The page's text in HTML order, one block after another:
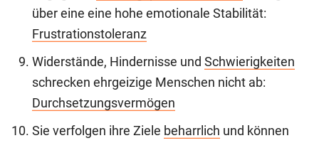
über eine eine hohe emotionale Stabilität:
Frustrationstoleranz
Widerstände, Hindernisse und Schwierigkeiten
schrecken ehrgeizige Menschen nicht ab:
Durchsetzungsvermögen
Sie verfolgen ihre Ziele beharrlich und können